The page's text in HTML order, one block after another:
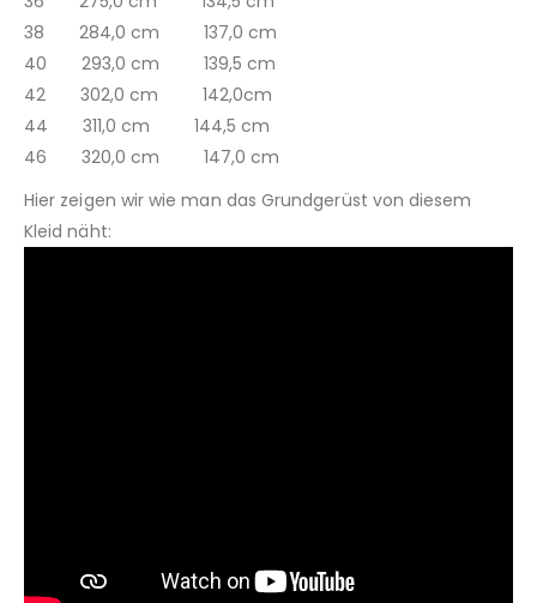
38 284,0 cm 137,0 cm
40 293,0 cm 139,5 cm
42 302,0 cm 142,0cm
44 311,0 cm 144,5 cm
46 320,0 cm 147,0 cm
Hier zeigen wir wie man das Grundgerüst von diesem
Kleid näht: